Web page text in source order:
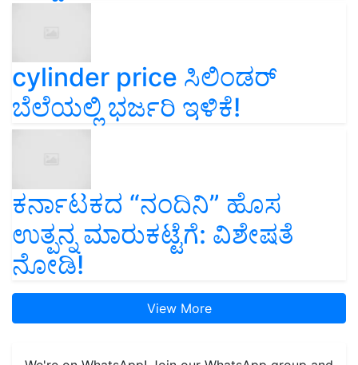
cylinder price ಸಿಲಿಂಡರ್‌
ಬೆಲೆಯಲ್ಲಿ ಭರ್ಜರಿ ಇಳಿಕೆ!
ಕರ್ನಾಟಕದ “ನಂದಿನಿ” ಹೊಸ
ಉತ್ಪನ್ನ ಮಾರುಕಟ್ಟೆಗೆ: ವಿಶೇಷತೆ
ನೋಡಿ!
View More